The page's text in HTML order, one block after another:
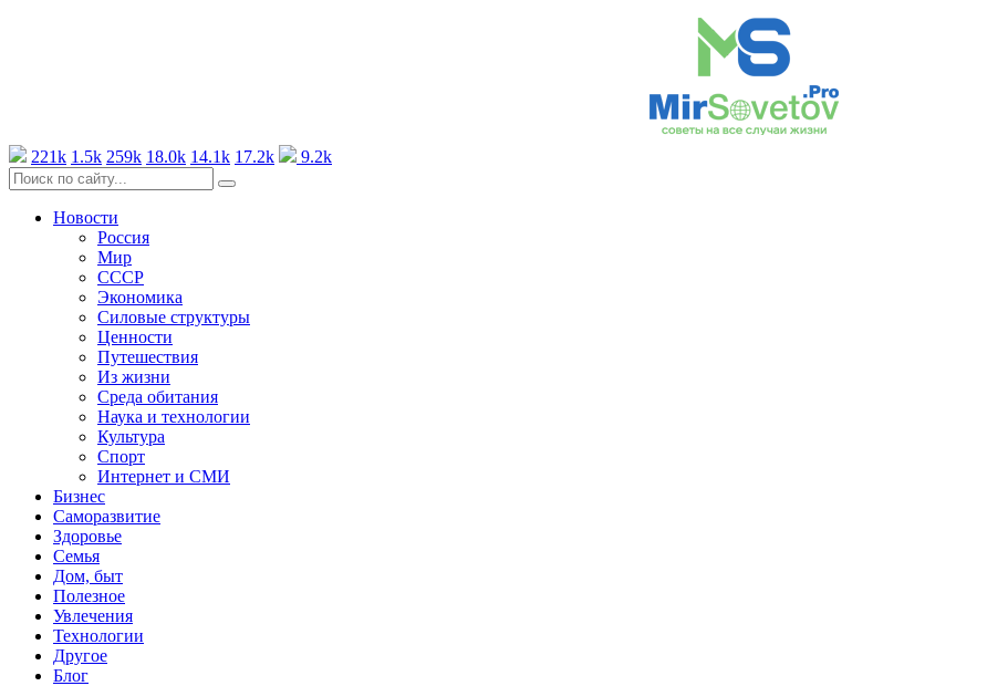
221k 1.5k 259k 18.0k 14.1k 17.2k 9.2k
Новости
Россия
Мир
СССР
Экономика
Силовые структуры
Ценности
Путешествия
Из жизни
Среда обитания
Наука и технологии
Культура
Спорт
Интернет и СМИ
Бизнес
Саморазвитие
Здоровье
Семья
Дом, быт
Полезное
Увлечения
Технологии
Другое
Блог